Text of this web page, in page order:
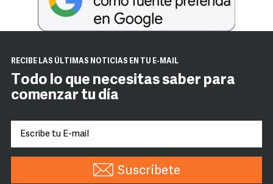
RECIBE LAS ÚLTIMAS NOTICIAS EN TU E-MAIL
Todo lo que necesitas saber para
comenzar tu día
Suscríbete